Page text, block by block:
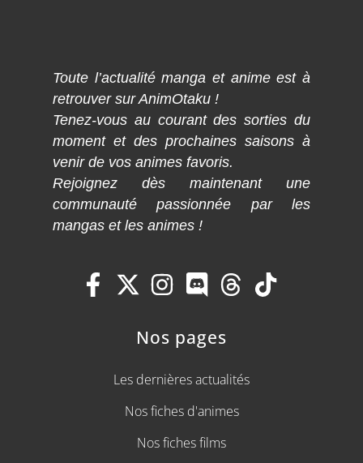
Toute l’actualité manga et anime est à
retrouver sur AnimOtaku !
Tenez-vous au courant des sorties du
moment et des prochaines saisons à
venir de vos animes favoris.
Rejoignez dès maintenant une
communauté passionnée par les
mangas et les animes !
Nos pages
Les dernières actualités
Nos fiches d'animes
Nos fiches films